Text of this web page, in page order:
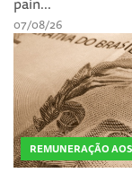
07/08/26
REMUNERAÇÃO